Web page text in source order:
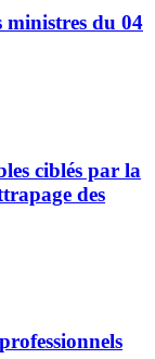
ministres du 04
ciblés par la
des